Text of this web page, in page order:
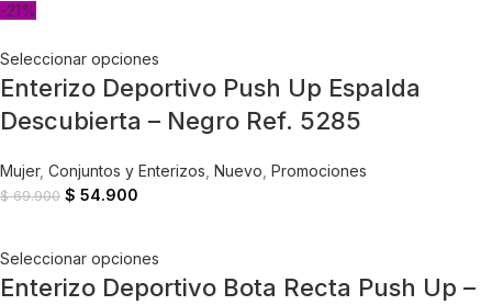
-21%
Seleccionar opciones
Enterizo Deportivo Push Up Espalda
Descubierta – Negro Ref. 5285
Mujer, Conjuntos y Enterizos Nuevo Promociones
$69.900 $ 54.900
Seleccionar opciones
Enterizo Deportivo Bota Recta Push Up –